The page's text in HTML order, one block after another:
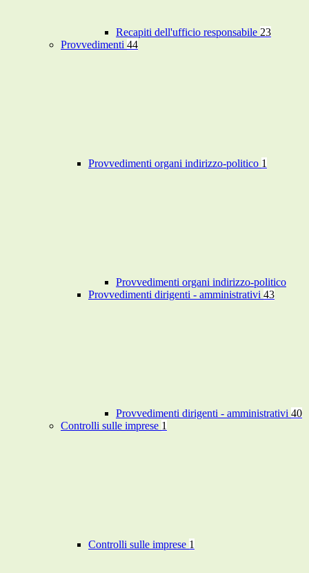
Recapiti dell'ufficio responsabile 23
Provvedimenti 44
Provvedimenti organi indirizzo-politico 1
Provvedimenti organi indirizzo-politico
Provvedimenti dirigenti - amministrativi 43
Provvedimenti dirigenti - amministrativi 40
Controlli sulle imprese 1
Controlli sulle imprese 1